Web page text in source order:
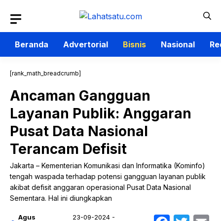
isi
Beranda
Advertorial Bisnis Nasional
[rank_math_breadcrumb]
Ancaman Gangguan
Layanan Publik: Anggaran
Pusat Data Nasional
Terancam Defisit
Jakarta – Kementerian Komunikasi dan Informatika (Kominfo)
tengah waspada terhadap potensi gangguan layanan publik
akibat defisit anggaran operasional Pusat Data Nasional
Sementara. Hal ini diungkapkan
Agus
23-09-2024 -